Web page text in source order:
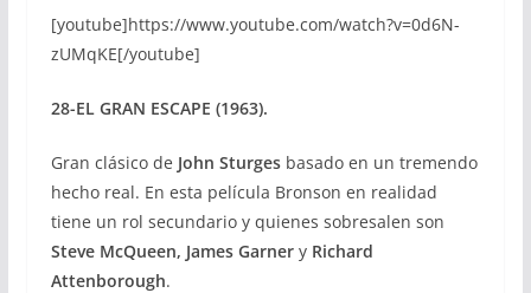
[youtube]https://www.youtube.com/watch?v=0d6N-
zUMqKE[/youtube]
28-EL GRAN ESCAPE (1963).
Gran clásico de John Sturgesbasado en un tremendo
hecho real. En esta película Bronson en realidad
tiene un rol secundario y quienes sobresalen son
Steve McQueen, James GarneryRichard
Attenborough.